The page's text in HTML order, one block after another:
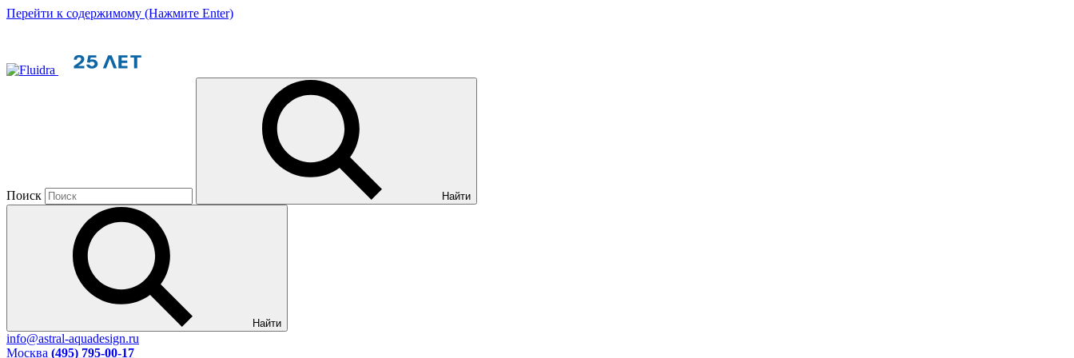
Перейти к содержимому (Нажмите Enter)
Поиск Найти
Найти
info@astral-aquadesign.ru
Москва (495) 795-00-17